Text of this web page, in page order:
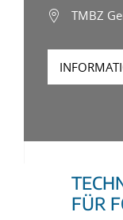
TMBZ
FÜR